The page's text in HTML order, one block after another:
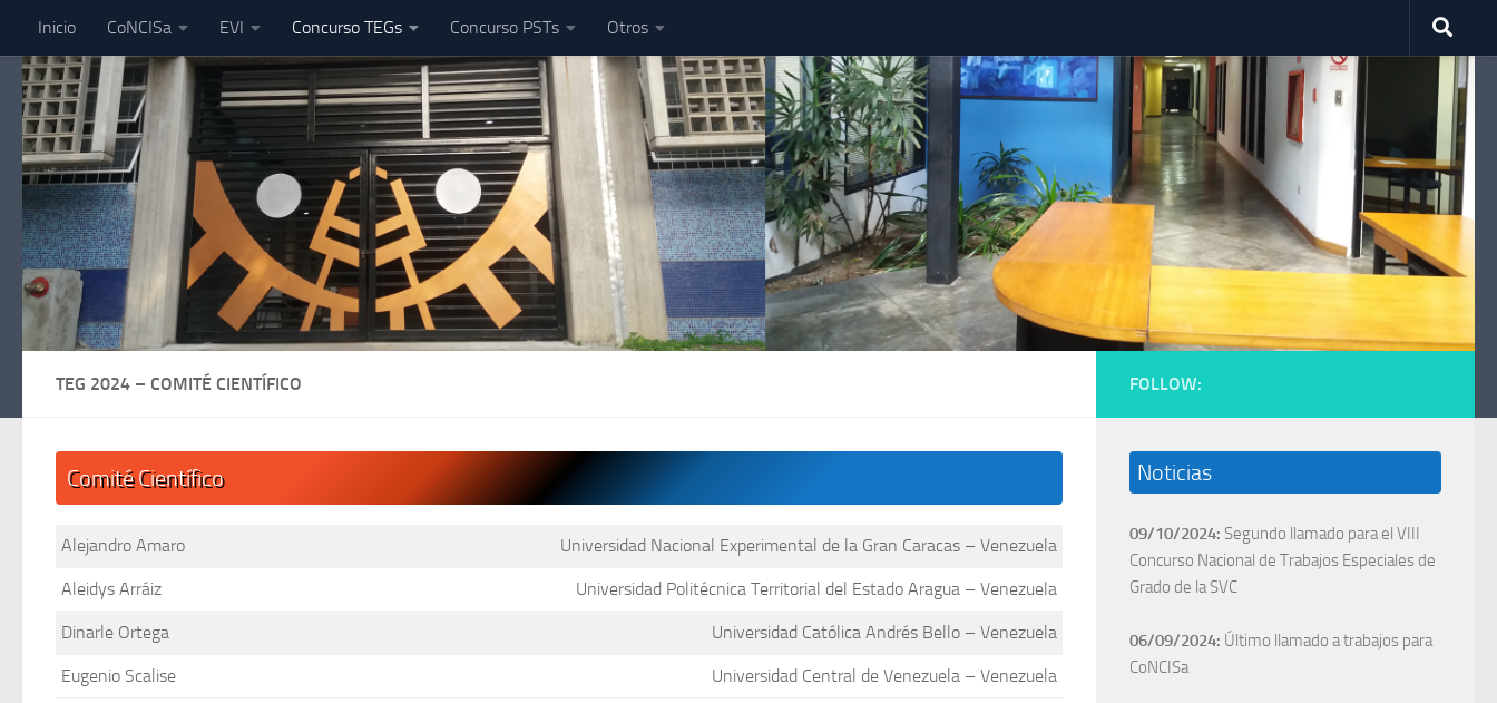
Skip to content
Inicio CoNCISa EVI Concurso TEGs Concurso PSTs Otros
TEG 2024 – COMITÉ CIENTÍFICO
Comité Científico
Alejandro Amaro Universidad Nacional Experimental de la Gran Caracas – Venezuela
Aleidys Arráiz Universidad Politécnica Territorial del Estado Aragua – Venezuela
Dinarle Ortega Universidad Católica Andrés Bello – Venezuela
Eugenio Scalise Universidad Central de Venezuela – Venezuela
FOLLOW:
Noticias
09/10/2024: Segundo llamado para el VIII
Concurso Nacional de Trabajos Especiales de
Grado de la SVC
06/09/2024: Último llamado a trabajos para
CoNCISa